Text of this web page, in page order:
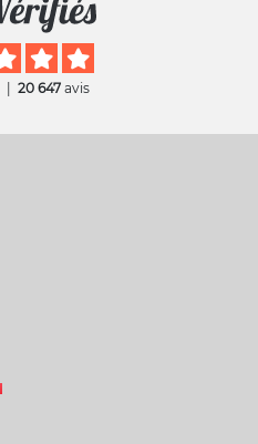
20 647 avis